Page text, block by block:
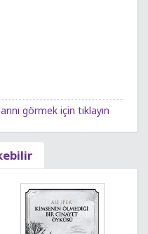
görmek için tıklayın